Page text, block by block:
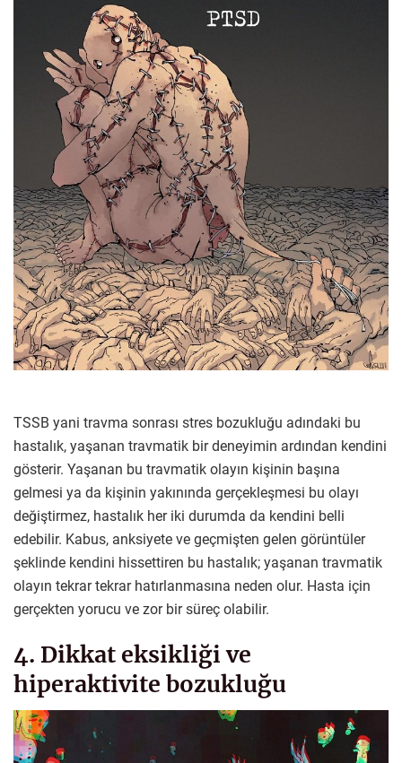
TSSB yani travma sonrası stres bozukluğu adındaki bu
hastalık, yaşanan travmatik bir deneyimin ardından kendini
gösterir. Yaşanan bu travmatik olayın kişinin başına
gelmesi ya da kişinin yakınında gerçekleşmesi bu olayı
değiştirmez, hastalık her iki durumda da kendini belli
edebilir. Kabus, anksiyete ve geçmişten gelen görüntüler
şeklinde kendini hissettiren bu hastalık; yaşanan travmatik
olayın tekrar tekrar hatırlanmasına neden olur. Hasta için
gerçekten yorucu ve zor bir süreç olabilir.
4. Dikkat eksikliği ve
hiperaktivite bozukluğu